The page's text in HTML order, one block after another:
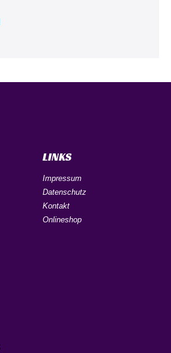
LINKS
Impressum
Datenschutz
Kontakt
Onlineshop